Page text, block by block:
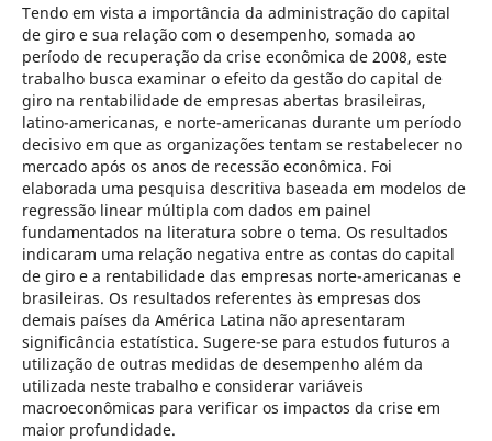
Tendo em vista a importância da administração do capital
de giro e sua relação com o desempenho, somada ao
período de recuperação da crise econômica de 2008, este
trabalho busca examinar o efeito da gestão do capital de
giro na rentabilidade de empresas abertas brasileiras,
latino-americanas, e norte-americanas durante um período
decisivo em que as organizações tentam se restabelecer no
mercado após os anos de recessão econômica. Foi
elaborada uma pesquisa descritiva baseada em modelos de
regressão linear múltipla com dados em painel
fundamentados na literatura sobre o tema. Os resultados
indicaram uma relação negativa entre as contas do capital
de giro e a rentabilidade das empresas norte-americanas e
brasileiras. Os resultados referentes às empresas dos
demais países da América Latina não apresentaram
significância estatística. Sugere-se para estudos futuros a
utilização de outras medidas de desempenho além da
utilizada neste trabalho e considerar variáveis
macroeconômicas para verificar os impactos da crise em
maior profundidade.